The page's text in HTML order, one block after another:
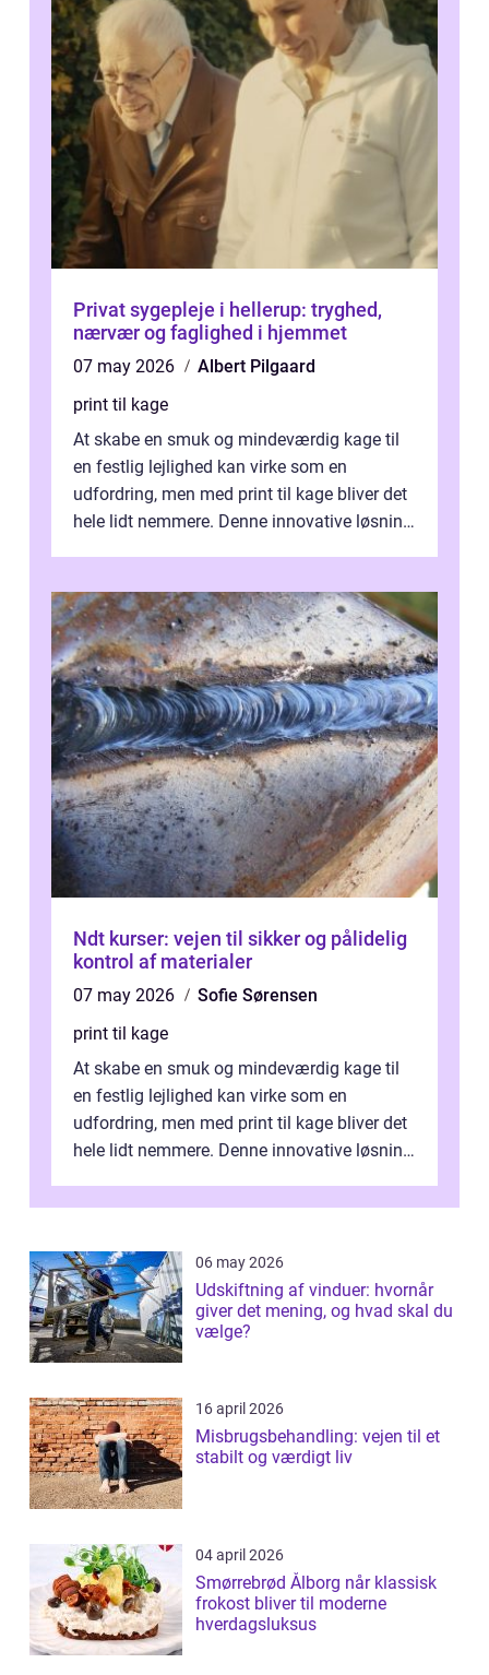
Privat sygepleje i hellerup: tryghed,
nærvær og faglighed i hjemmet
07 may 2026
Albert Pilgaard
print til kage
At skabe en smuk og mindeværdig kage til
en festlig lejlighed kan virke som en
udfordring, men med print til kage bliver det
hele lidt nemmere. Denne innovative løsning
Ndt kurser: vejen til sikker og pålidelig
kontrol af materialer
07 may 2026
Sofie Sørensen
print til kage
At skabe en smuk og mindeværdig kage til
en festlig lejlighed kan virke som en
udfordring, men med print til kage bliver det
hele lidt nemmere. Denne innovative løsning
06 may 2026
Udskiftning af vinduer: hvornår
giver det mening, og hvad skal du
vælge?
16 april 2026
Misbrugsbehandling: vejen til et
stabilt og værdigt liv
04 april 2026
Smørrebrød Ålborg når klassisk
frokost bliver til moderne
hverdagsluksus